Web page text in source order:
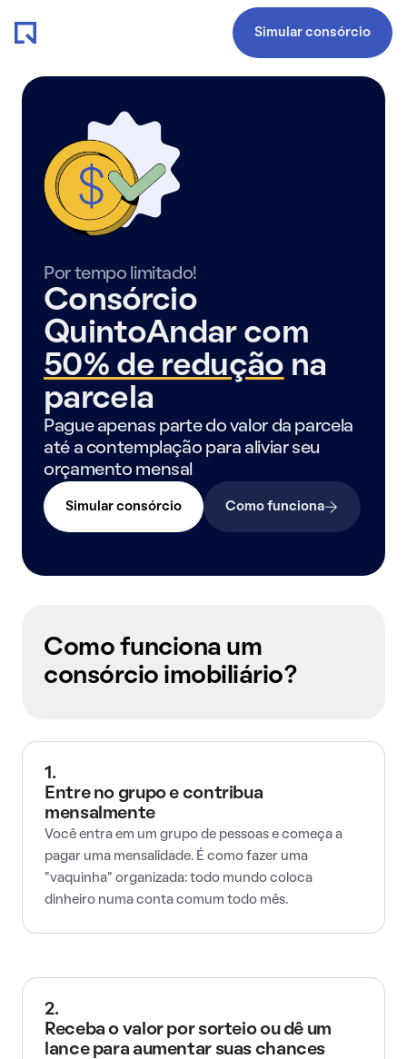
Simular consórcio
Por tempo limitado!
Consórcio
QuintoAndar com
50% de redução na
parcela
Pague apenas parte do valor da parcela
até a contemplação para aliviar seu
orçamento mensal
Simular consórcio Como funciona
Como funciona um
consórcio imobiliário?
1.
Entre no grupo e contribua
mensalmente
Você entra em um grupo de pessoas e começa a
pagar uma mensalidade. É como fazer uma
"vaquinha" organizada: todo mundo coloca
dinheiro numa conta comum todo mês.
2.
Receba o valor por sorteio ou dê um
lance para aumentar suas chances